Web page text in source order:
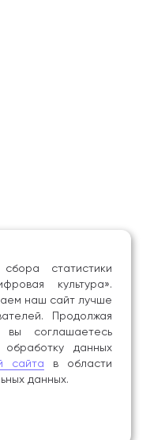
статистики
культура».
наш сайт лучше
Продолжая
вы соглашаетесь
данных
сайта в области
данных.